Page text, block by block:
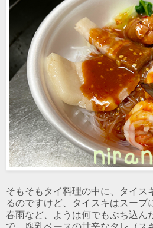
そもそもタイ料理の中に、タイス
るのですけど、タイスキはスープ
春雨など、ようは何でもぶち込ん